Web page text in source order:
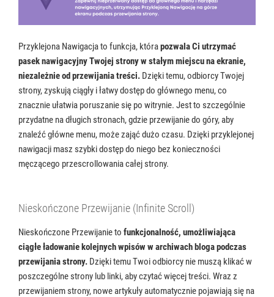
Przyklejona Nawigacja to funkcja, którapozwala Ci utrzymać
pasek nawigacyjny Twojej strony w stałym miejscu na ekranie,
niezależnie od przewijania treści. Dzięki temu, odbiorcy Twojej
strony, zyskują ciągły i łatwy dostęp do głównego menu, co
znacznie ułatwia poruszanie się po witrynie. Jest to szczególnie
przydatne na długich stronach, gdzie przewijanie do góry, aby
znaleźć główne menu, może zająć dużo czasu. Dzięki przyklejonej
nawigacji masz szybki dostęp do niego bez konieczności
męczącego przescrollowania całej strony.
Nieskończone Przewijanie (Infinite Scroll)
Nieskończone Przewijanie to funkcjonalność, umożliwiająca
ciągłe ładowanie kolejnych wpisów w archiwach bloga podczas
przewijania strony. Dzięki temu Twoi odbiorcy nie muszą klikać w
poszczególne strony lub linki, aby czytać więcej treści. Wraz z
przewijaniem strony, nowe artykuły automatycznie pojawiają się na